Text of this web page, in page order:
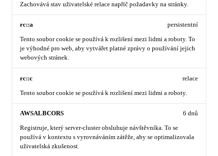
Zachovává stav uživatelské relace napříč požadavky na stránky.
rc::a
Tento soubor cookie se používá k rozlišení mezi lidmi a roboty. To
je výhodné pro web, aby vytvářet platné zprávy o používání jejich
webových stránek.
persistentní
rc::c
Tento soubor cookie se používá k rozlišení mezi lidmi a roboty.
relace
AWSALBCORS
Registruje, který server-cluster obsluhuje návštěvníka. To se
používá v kontextu s vyrovnáváním zátěže, aby se optimalizovala
uživatelská zkušenost.
6 dnů